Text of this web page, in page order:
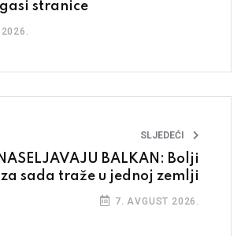
stranice
SLJEDEĆI
BALKAN: Bolji
sada traže u jednoj zemlji
7. AVGUST 2026.